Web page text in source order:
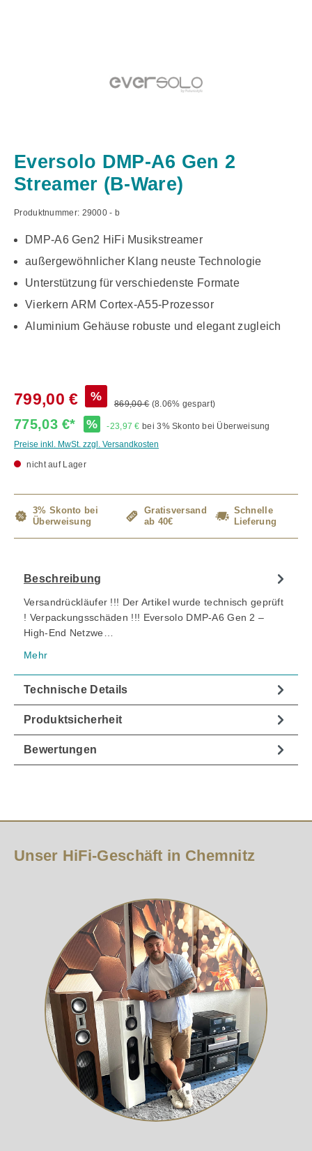
Eversolo DMP-A6 Gen 2
Streamer (B-Ware)
Produktnummer: 29000 - b
DMP-A6 Gen2 HiFi Musikstreamer
außergewöhnlicher Klang neuste Technologie
Unterstützung für verschiedenste Formate
Vierkern ARM Cortex-A55-Prozessor
Aluminium Gehäuse robuste und elegant zugleich
799,00 € %
869,00 € (8.06% gespart)
775,03 €* % -23,97 € bei 3% Skonto bei Überweisung
Preise inkl. MwSt. zzgl. Versandkosten
nicht auf Lager
3% Skonto bei
Überweisung
Gratisversand
ab 40€
Schnelle
Lieferung
Beschreibung
Versandrückläufer !!! Der Artikel wurde technisch geprüft
! Verpackungsschäden !!! Eversolo DMP-A6 Gen 2 –
High-End Netzwe…
Mehr
Technische Details
Produktsicherheit
Bewertungen
Unser HiFi-Geschäft in Chemnitz